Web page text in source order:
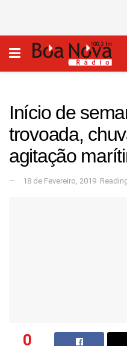
Início de
trovoada,
agitação
18 de Fevereiro, 2019
0